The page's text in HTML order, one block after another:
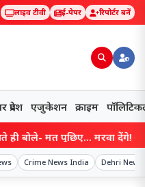
लाइव टीवी ई-पेपर रिपोर्टर बनें
प्रदेश एजुकेशन क्राइम
बोले- मत पूछिए… मरवा देंगे!
Crime News India Dehri News